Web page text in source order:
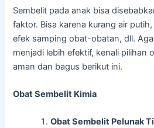
Sembelit pada anak bisa
faktor. Bisa karena kurang air
efek samping obat-obatan, dll.
menjadi lebih efektif, kenali pilihan
aman dan bagus berikut ini.
Obat Sembelit Kimia
Obat Sembelit Pelunak